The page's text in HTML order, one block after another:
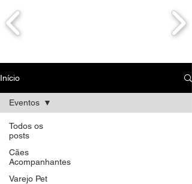
Início
Todos os
posts
Cães
Acompanhantes
Varejo Pet
Eventos